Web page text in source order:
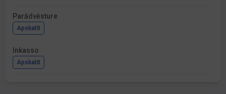
Parādvēsture
Apskatīt
Inkasso
Apskatīt